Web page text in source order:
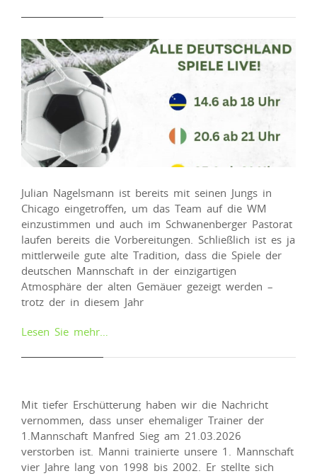
Julian Nagelsmann ist bereits mit seinen Jungs in
Chicago eingetroffen, um das Team auf die WM
einzustimmen und auch im Schwanenberger Pastorat
laufen bereits die Vorbereitungen. Schließlich ist es ja
mittlerweile gute alte Tradition, dass die Spiele der
deutschen Mannschaft in der einzigartigen
Atmosphäre der alten Gemäuer gezeigt werden –
trotz der in diesem Jahr
Lesen Sie mehr…
Mit tiefer Erschütterung haben wir die Nachricht
vernommen, dass unser ehemaliger Trainer der
1.Mannschaft Manfred Sieg am 21.03.2026
verstorben ist. Manni trainierte unsere 1. Mannschaft
vier Jahre lang von 1998 bis 2002. Er stellte sich